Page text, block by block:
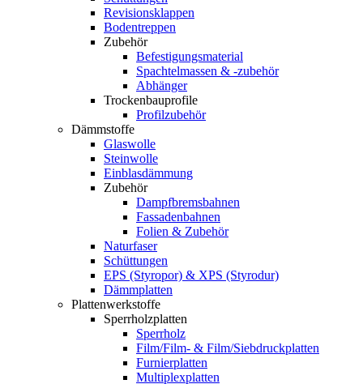
Revisionsklappen
Bodentreppen
Zubehör
Befestigungsmaterial
Spachtelmassen & -zubehör
Abhänger
Trockenbauprofile
Profilzubehör
Dämmstoffe
Glaswolle
Steinwolle
Einblasdämmung
Zubehör
Dampfbremsbahnen
Fassadenbahnen
Folien & Zubehör
Naturfaser
Schüttungen
EPS (Styropor) & XPS (Styrodur)
Dämmplatten
Plattenwerkstoffe
Sperrholzplatten
Sperrholz
Film/Film- & Film/Siebdruckplatten
Furnierplatten
Multiplexplatten